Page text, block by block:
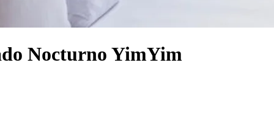
Nocturno YimYim